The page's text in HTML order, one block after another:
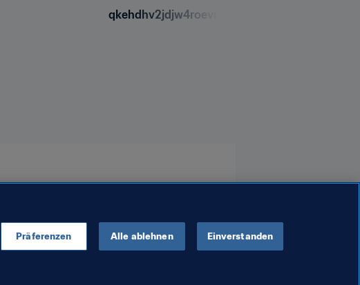
qkehdhv2jdjw4roevump.jpg
Präferenzen Alle ablehnen Einverstanden